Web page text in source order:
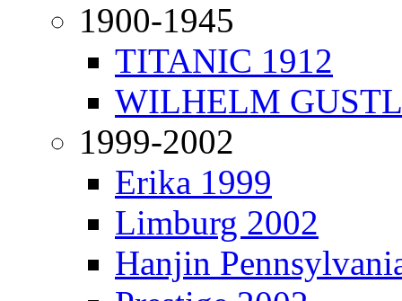
1900-1945
TITANIC 1912
WILHELM
1999-2002
Erika 1999
Limburg 2002
Hanjin